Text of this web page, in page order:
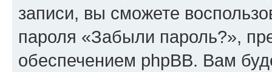
записи, вы сможете
пароля «Забыли пароль?»,
обеспечением phpBB. Вам